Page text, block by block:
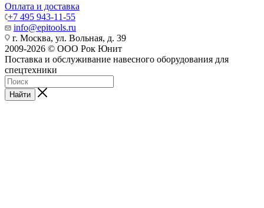
Оплата и доставка
+7 495 943-11-55
info@epitools.ru
г. Москва, ул. Вольная, д. 39
2009-2026 © ООО Рок Юнит
Поставка и обслуживание навесного оборудования для
спецтехники
Найти